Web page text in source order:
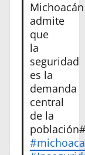
Michoacán
admite
que
la
seguridad
es la
demanda
central
de la